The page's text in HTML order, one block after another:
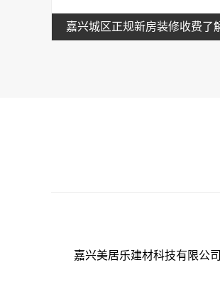
嘉兴美居乐建材科技有限公司